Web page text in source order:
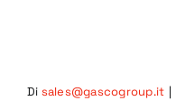
Di sales@gascogroup.it |